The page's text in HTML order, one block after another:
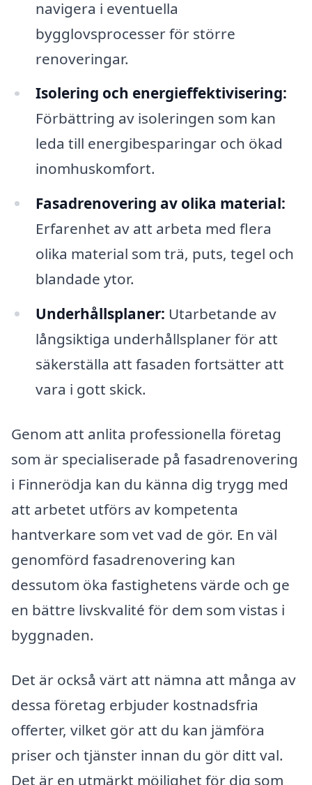
navigera i eventuella
bygglovsprocesser för större
renoveringar.
Isolering och energieffektivisering:
Förbättring av isoleringen som kan
leda till energibesparingar och ökad
inomhuskomfort.
Fasadrenovering av olika material:
Erfarenhet av att arbeta med flera
olika material som trä, puts, tegel och
blandade ytor.
Underhållsplaner: Utarbetande av
långsiktiga underhållsplaner för att
säkerställa att fasaden fortsätter att
vara i gott skick.
Genom att anlita professionella företag
som är specialiserade på fasadrenovering
i Finnerödja kan du känna dig trygg med
att arbetet utförs av kompetenta
hantverkare som vet vad de gör. En väl
genomförd fasadrenovering kan
dessutom öka fastighetens värde och ge
en bättre livskvalité för dem som vistas i
byggnaden.
Det är också värt att nämna att många av
dessa företag erbjuder kostnadsfria
offerter, vilket gör att du kan jämföra
priser och tjänster innan du gör ditt val.
Det är en utmärkt möjlighet för dig som